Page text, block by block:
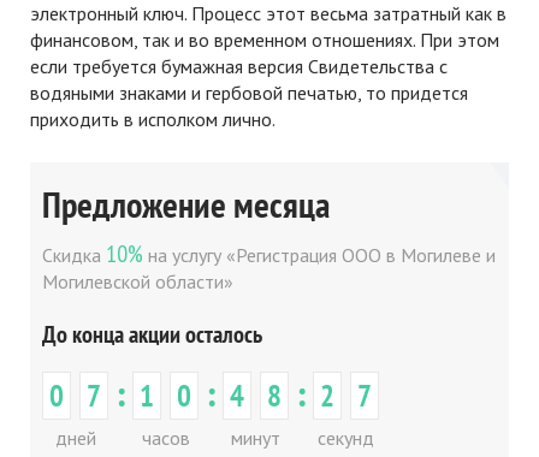
электронный ключ. Процесс этот весьма затратный как в
финансовом, так и во временном отношениях. При этом
если требуется бумажная версия Свидетельства с
водяными знаками и гербовой печатью, то придется
приходить в исполком лично.
Предложение месяца
Скидка 10% на услугу «Регистрация ООО в Могилеве и
Могилевской области»
До конца акции осталось
0 7
дней
: 1 0
часов
: 4 8
минут
: 2 7
секунд